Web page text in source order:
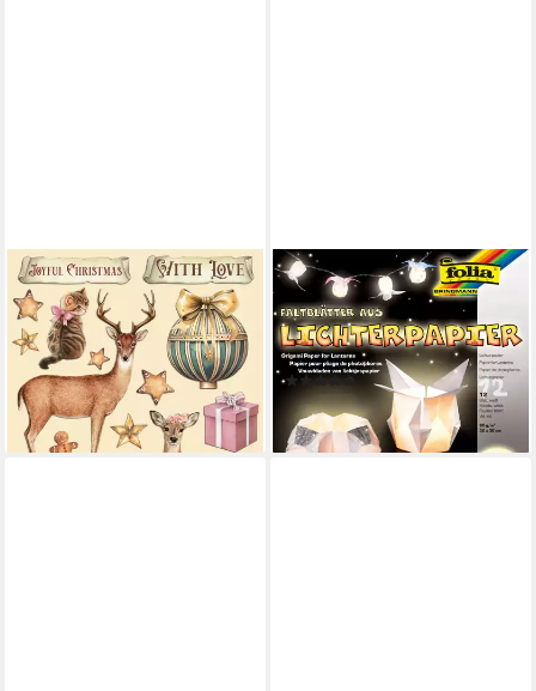
STAMPERIA
Motivpapier Lasercut-Motive
"Winter Magic", DIN A5
9,49 €
lieferbar - in 4-5 Werktagen bei dir
FOLIA
Motivpapier Origami
Lichterpapier, 30x30cm, 12
Blatt
(1)
9,14 €
lieferbar - in 3-4 Werktagen bei dir